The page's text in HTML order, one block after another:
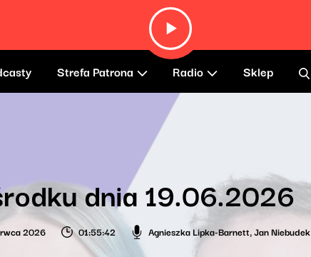
Strefa Patrona Radio Sklep
dnia 19.06.2026
2026 01:55:42 Agnieszka Lipka-Barnett,Jan Niebudek